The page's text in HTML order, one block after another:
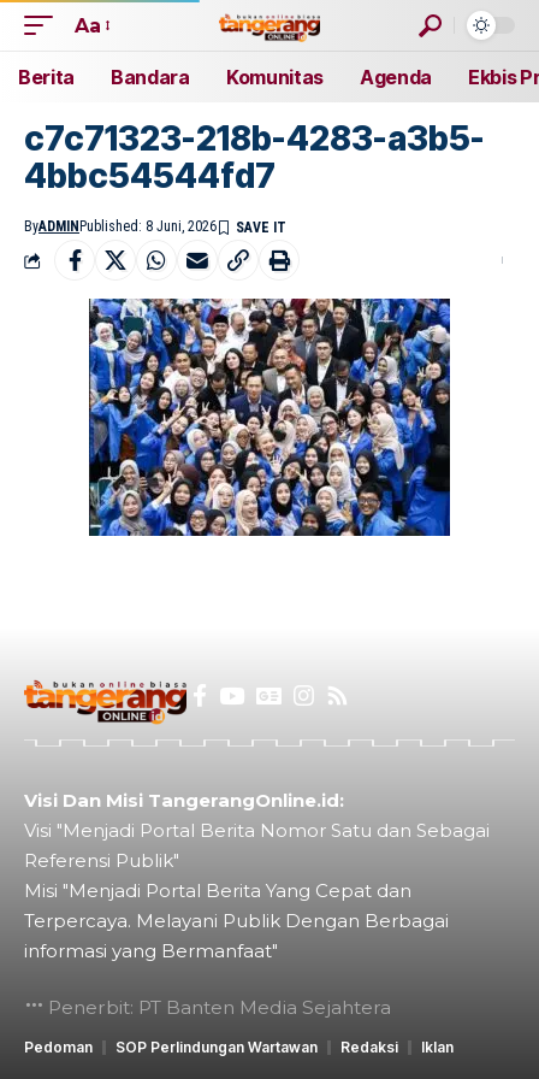
Aa
Berita Bandara Komunitas Agenda Ekbis
c7c71323-218b-4283-a3b5-
4bbc54544fd7
ByADMIN Published: 8 Juni, 2026
Visi Dan Misi TangerangOnline.id:
Visi "Menjadi Portal Berita Nomor Satu dan Sebagai
Referensi Publik"
Misi "Menjadi Portal Berita Yang Cepat dan
Terpercaya. Melayani Publik Dengan Berbagai
informasi yang Bermanfaat"
Penerbit: PT Banten Media Sejahtera
Pedoman SOP Perlindungan Wartawan Redaksi Iklan